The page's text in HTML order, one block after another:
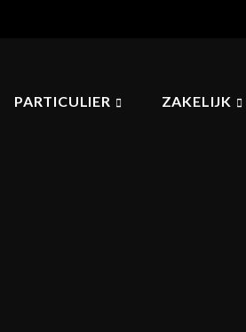
PARTICULIER ZAKELIJK